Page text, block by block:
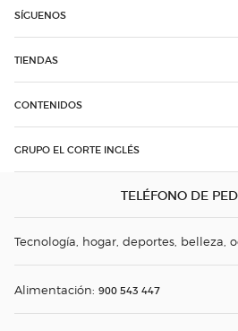
SÍGUENOS
TIENDAS
CONTENIDOS
GRUPO EL CORTE INGLÉS
TELÉFONO DE
Tecnología, hogar, deportes, belleza,
Alimentación: 900 543 447